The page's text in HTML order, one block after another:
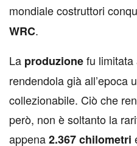
mondiale costruttori
WRC.
La produzionefu limitata
rendendola già all’epoca
collezionabile. Ciò che
però, non è soltanto la
appena2.367 chilometri